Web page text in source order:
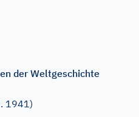
der Weltgeschichte
1941)